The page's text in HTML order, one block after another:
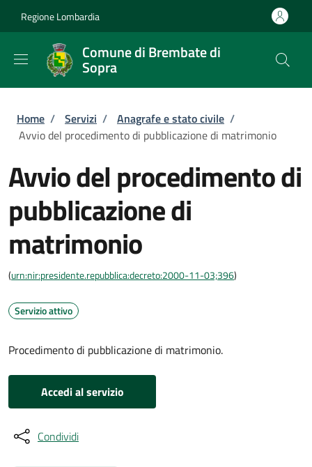
Regione Lombardia
Comune di Brembate di
Sopra
Briciole di pane
Home / Servizi / Anagrafe e stato civile /
Avvio del procedimento di pubblicazione di matrimonio
Avvio del procedimento di
pubblicazione di
matrimonio
(urn:nir:presidente.repubblica:decreto:2000-11-03;396)
Servizio attivo
Procedimento di pubblicazione di matrimonio.
Accedi al servizio
Condividi